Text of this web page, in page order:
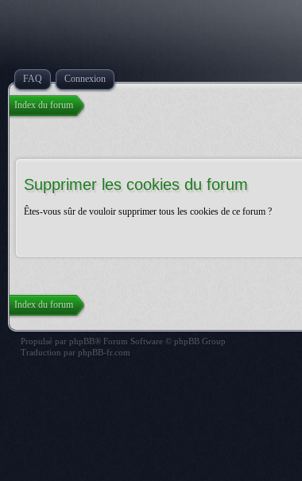
FAQ Connexion
Index du forum
Supprimer les cookies du forum
Êtes-vous sûr de vouloir supprimer tous les cookies de ce forum ?
Index du forum
Propulsé par phpBB® Forum Software © phpBB Group
Traduction par phpBB-fr.com